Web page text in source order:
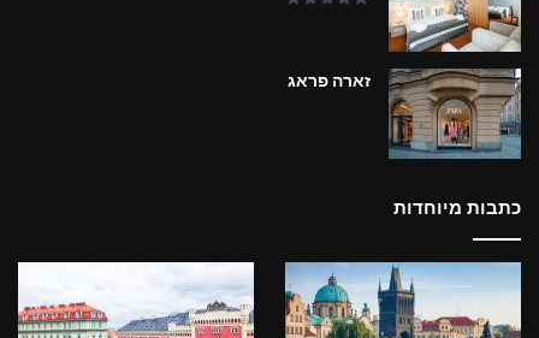
זארה פראג
כתבות מיוחדות